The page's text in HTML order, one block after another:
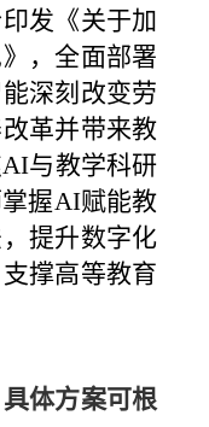
发《关于加
，全面部署
深刻改变劳
革并带来教
与教学科研
握AI赋能教
提升数字化
撑高等教育
具体方案可根